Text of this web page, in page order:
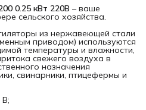
0.25 кВт 220В – ваше
сельского хозяйства.
из нержавеющей стали
приводом) используются
температуры и влажности,
свежего воздуха в
назначения
свинарники, птицефермы и